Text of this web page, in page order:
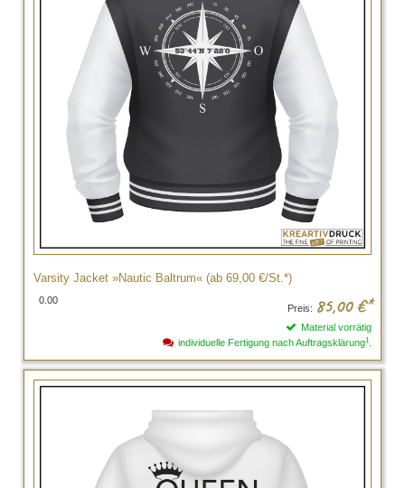
Varsity Jacket »Nautic Baltrum« (ab 69,00 €/St.*)
0.00
Preis: 85,00 €*
Material vorrätig
individuelle Fertigung nach Auftragsklärung1